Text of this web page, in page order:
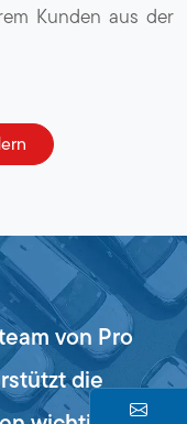
Kunden aus der
von Pro
die